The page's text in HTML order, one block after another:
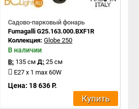
Садово-парковый фонарь
Fumagalli G25.163.000.BXF1R
Коллекция:Globe 250
В наличии
В: 135 см Д: 25 см
E27 x 1 max 60W
Цена: 18 636 Р.
Купить